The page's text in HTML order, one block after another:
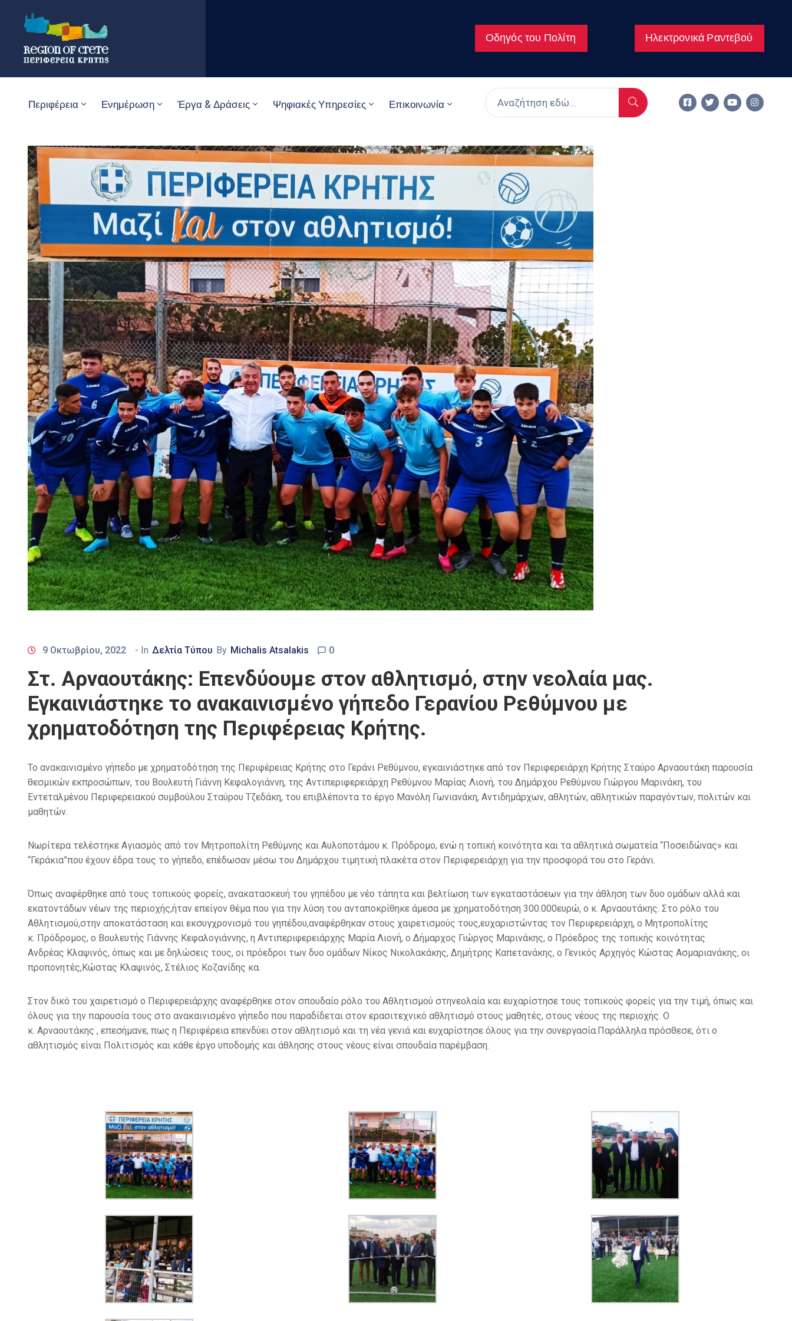
Οδηγός του Πολίτη Ηλεκτρονικά Ραντεβού
Περιφέρεια Ενημέρωση Έργα & Δράσεις Ψηφιακές Υπηρεσίες Επικοινωνία
9 Οκτωβρίου, 2022 - In Δελτία Τύπου By Michalis Atsalakis 0
Στ. Αρναουτάκης: Επενδύουμε στον αθλητισμό, στην νεολαία μας.
Εγκαινιάστηκε το ανακαινισμένο γήπεδο Γερανίου Ρεθύμνου με
χρηματοδότηση της Περιφέρειας Κρήτης.
Το ανακαινισμένο γήπεδο με χρηματοδότηση της Περιφέρειας Κρήτης στο Γεράνι Ρεθύμνου, εγκαινιάστηκε από τον Περιφερειάρχη Κρήτης Σταύρο Αρναουτάκη παρουσία
θεσμικών εκπροσώπων, του Βουλευτή Γιάννη Κεφαλογιάννη, της Αντιπεριφερειάρχη Ρεθύμνου Μαρίας Λιονή, του Δημάρχου Ρεθύμνου Γιώργου Μαρινάκη, του
Εντεταλμένου Περιφερειακού συμβούλου Σταύρου Τζεδάκη, του επιβλέποντα το έργο Μανόλη Γωνιανάκη, Αντιδημάρχων, αθλητών, αθλητικών παραγόντων, πολιτών και
μαθητών
Νωρίτερα τελέστηκε Αγιασμός από τον Μητροπολίτη Ρεθύμνης και Αυλοποτάμου κ Πρόδρομο, ενώ η τοπική κοινότητα και τα αθλητικά σωματεία “Ποσειδώνας» και
“Γεράκια”που έχουν έδρα τους το γήπεδο, επέδωσαν μέσω του Δημάρχου τιμητική πλακέτα στον Περιφερειάρχη για την προσφορά του στο Γεράνι
Όπως αναφέρθηκε από τους τοπικούς φορείς, ανακατασκευή του γηπέδου με νέο τάπητα και βελτίωση των εγκαταστάσεων για την άθληση των δυο ομάδων αλλά και
εκατοντάδων νέων της περιοχής,ήταν επείγον θέμα που για την λύση του ανταποκρίθηκε άμεσα με χρηματοδότηση 300.000ευρώ, ο κ Αρναουτάκης Στο ρόλο του
Αθλητισμού,στην αποκατάσταση και εκσυγχρονισμό του γηπέδου,αναφέρθηκαν στους χαιρετισμούς τους,ευχαριστώντας τον Περιφερειάρχη, ο Μητροπολίτης
κ Πρόδρομος, ο Βουλευτής Γιάννης Κεφαλογιάννης, η Αντιπεριφερειάρχης Μαρία Λιονή, ο Δήμαρχος Γιώργος Μαρινάκης, ο Πρόεδρος της τοπικής κοινότητας
Ανδρέας Κλαψινός, όπως και με δηλώσεις τους, οι πρόεδροι των δυο ομάδων Νίκος Νικολακάκης, Δημήτρης Καπετανάκης, ο Γενικός Αρχηγός Κώστας Ασμαριανάκης, οι
προπονητές,Κώστας Κλαψινός, Στέλιος Κοζανίδης κα
Στον δικό του χαιρετισμό ο Περιφερειάρχης αναφέρθηκε στον σπουδαίο ρόλο του Αθλητισμού στηνεολαία και ευχαρίστησε τους τοπικούς φορείς για την τιμή, όπως και
όλους για την παρουσία τους στο ανακαινισμένο γήπεδο που παραδίδεται στον ερασιτεχνικό αθλητισμό στους μαθητές, στους νέους της περιοχής Ο
κ Αρναουτάκης , επεσήμανε, πως η Περιφέρεια επενδύει στον αθλητισμό και τη νέα γενιά και ευχαρίστησε όλους για την συνεργασία Παράλληλα πρόσθεσε, ότι ο
αθλητισμός είναι Πολιτισμός και κάθε έργο υποδομής και άθλησης στους νέους είναι σπουδαία παρέμβαση